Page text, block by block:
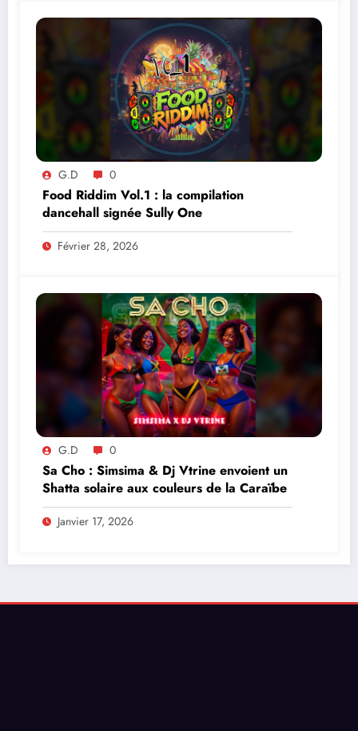
G.D 0
Food Riddim Vol.1 : la compilation
dancehall signée Sully One
Février 28, 2026
G.D 0
Sa Cho : Simsima & Dj Vtrine envoient un
Shatta solaire aux couleurs de la Caraïbe
Janvier 17, 2026